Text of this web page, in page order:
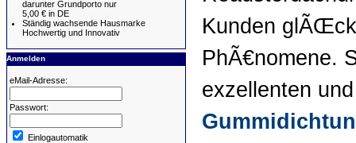
darunter Grundporto nur
5,00 € in DE
Ständig wachsende Hausmarke
Hochwertig und Innovativ
Anmelden
eMail-Adresse:
Passwort:
Einlogautomatik
Kunden
PhÃ€nomene.
exzellenten